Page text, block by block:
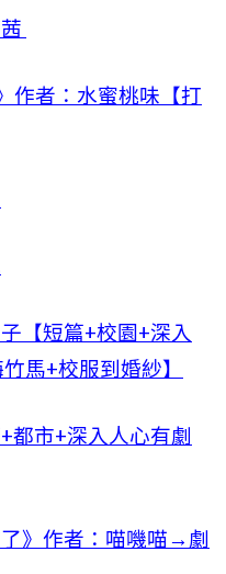
作者：水蜜桃味【打
【短篇+校園+深入
馬+校服到婚紗】
都市+深入人心有劇
了》作者：喵嘰喵→劇